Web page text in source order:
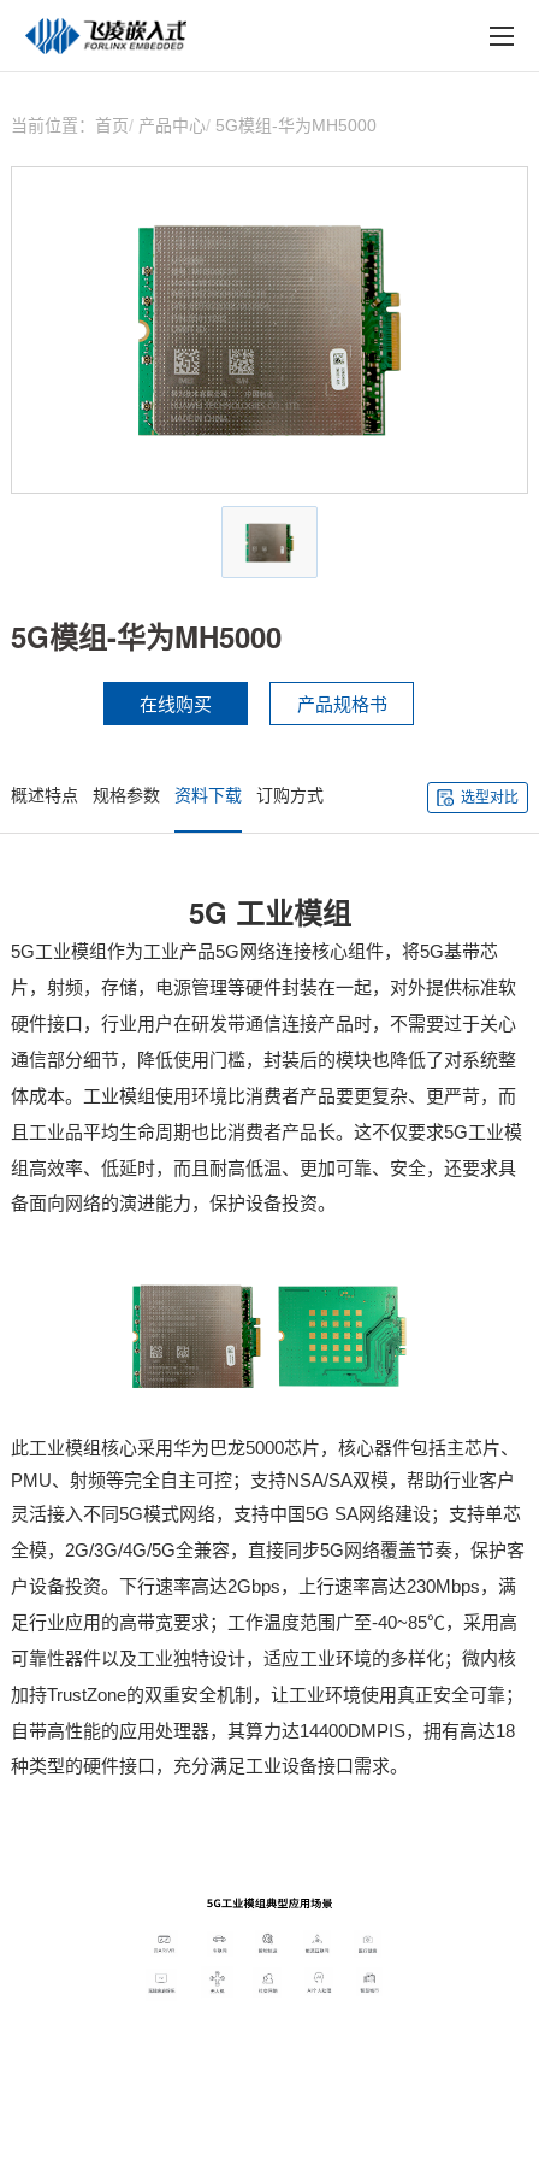
在线购买
当前位置： 首页 产品中心 5G模组-华为MH5000
5G模组-华为MH5000
在线购买 产品规格书
概述特点 规格参数 资料下载 订购方式 选型对比
5G 工业模组
5G工业模组作为工业产品5G网络连接核心组件，将5G基带芯
片，射频，存储，电源管理等硬件封装在一起，对外提供标准软
硬件接口，行业用户在研发带通信连接产品时，不需要过于关心
通信部分细节，降低使用门槛，封装后的模块也降低了对系统整
体成本。工业模组使用环境比消费者产品要更复杂、更严苛，而
且工业品平均生命周期也比消费者产品长。这不仅要求5G工业模
组高效率、低延时，而且耐高低温、更加可靠、安全，还要求具
备面向网络的演进能力，保护设备投资。
此工业模组核心采用华为巴龙5000芯片，核心器件包括主芯片、
PMU、射频等完全自主可控； 支持NSA/SA双模，帮助行业客户
灵活接入不同5G模式网络，支持中国5G SA网络建设；支持单芯
全模，2G/3G/4G/5G全兼容，直接同步5G网络覆盖节奏，保护客
户设备投资。下行速率高达2Gbps，上行速率高达230Mbps，满
足行业应用的高带宽要求；工作温度范围广至-40~85℃，采用高
可靠性器件以及工业独特设计，适应工业环境的多样化；微内核
加持TrustZone的双重安全机制，让工业环境使用真正安全可靠；
自带高性能的应用处理器，其算力达14400DMPIS，拥有高达18
种类型的硬件接口，充分满足工业设备接口需求。